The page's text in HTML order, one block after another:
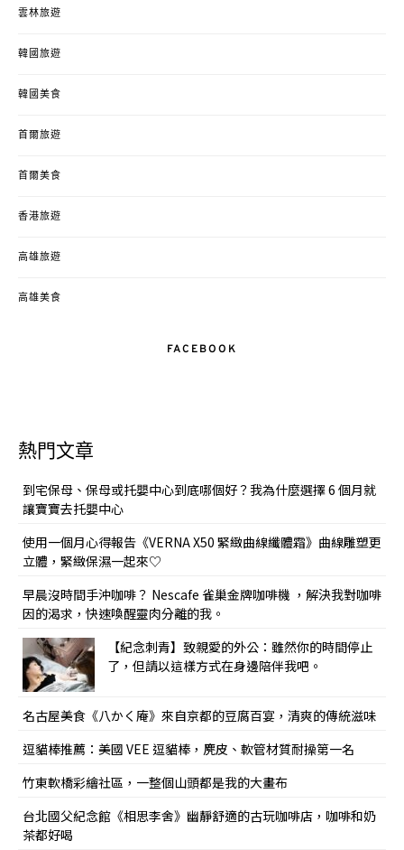
雲林旅遊
韓國旅遊
韓國美食
首爾旅遊
首爾美食
香港旅遊
高雄旅遊
高雄美食
FACEBOOK
熱門文章
到宅保母、保母或托嬰中心到底哪個好？我為什麼選擇 6 個月就
讓寶寶去托嬰中心
使用一個月心得報告《VERNA X50 緊緻曲線纖體霜》曲線雕塑更
立體，緊緻保濕一起來♡
早晨沒時間手沖咖啡？ Nescafe 雀巢金牌咖啡機 ，解決我對咖啡
因的渴求，快速喚醒靈肉分離的我。
【紀念刺青】致親愛的外公：雖然你的時間停止
了，但請以這樣方式在身邊陪伴我吧。
名古屋美食《八かく庵》來自京都的豆腐百宴，清爽的傳統滋味
逗貓棒推薦：美國 VEE 逗貓棒，麂皮、軟管材質耐操第一名
竹東軟橋彩繪社區，一整個山頭都是我的大畫布
台北國父紀念館《相思李舍》幽靜舒適的古玩咖啡店，咖啡和奶
茶都好喝